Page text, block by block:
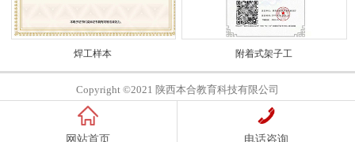
焊工样本 附着式架子工
Copyright ©2021 陕西本合教育科技有限公司
网站首页 电话咨询